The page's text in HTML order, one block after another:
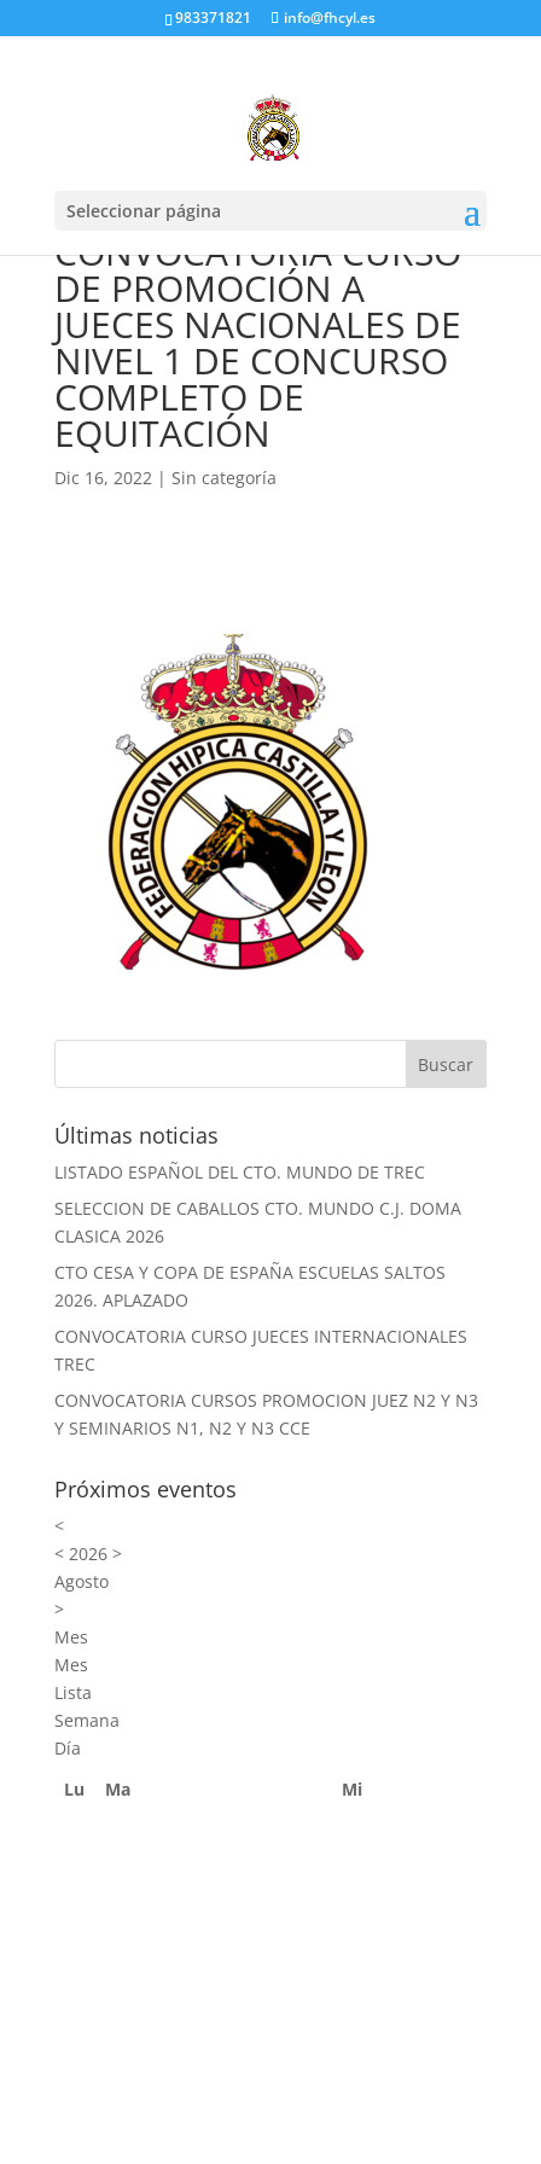
983371821 info@fhcyl.es
Seleccionar página
CONVOCATORIA CURSO
DE PROMOCIÓN A
JUECES NACIONALES DE
NIVEL 1 DE CONCURSO
COMPLETO DE
EQUITACIÓN
Dic 16, 2022| Sin categoría
Últimas noticias
LISTADO ESPAÑOL DEL CTO. MUNDO DE TREC
SELECCION DE CABALLOS CTO. MUNDO C.J. DOMA
CLASICA 2026
CTO CESA Y COPA DE ESPAÑA ESCUELAS SALTOS
2026. APLAZADO
CONVOCATORIA CURSO JUECES INTERNACIONALES
TREC
CONVOCATORIA CURSOS PROMOCION JUEZ N2 Y N3
Y SEMINARIOS N1, N2 Y N3 CCE
Próximos eventos
<
<2026 >
Agosto
>
Mes
Mes
Lista
Semana
Día
Lu
Ma Mi